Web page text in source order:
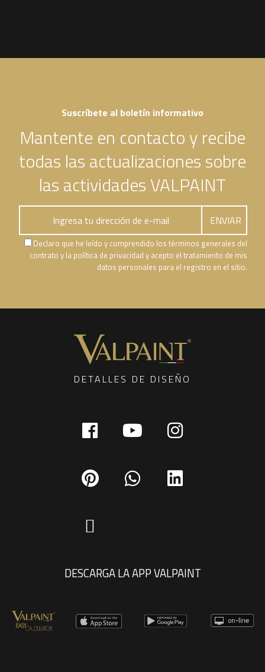
Suscríbete al boletín informativo
Mantente en contacto y recibe
todas las actualizaciones sobre
las actividades VALPAINT
Declaro que he leído y comprendido los términos generales del
contrato y la política de privacidad y acepto el tratamiento de mis
datos personales para el registro en el sitio.
DETALLES DE DISEÑO
DESCARGA LA APP VALPAINT